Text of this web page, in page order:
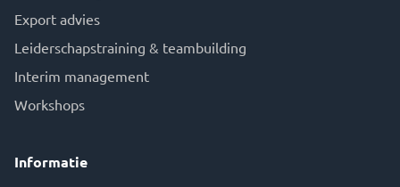
Export advies
Leiderschapstraining & teambuilding
Interim management
Workshops
Informatie